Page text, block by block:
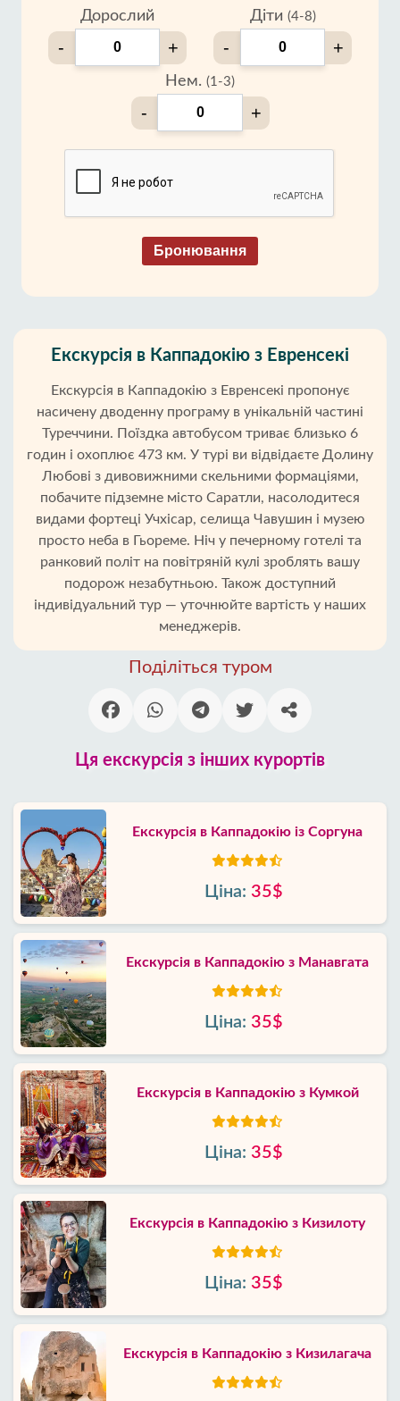
Дорослий
- +
Діти (4-8)
- +
Нем. (1-3)
- +
Бронювання
Екскурсія в Каппадокію з Евренсекі
Екскурсія в Каппадокію з Евренсекі пропонує
насичену дводенну програму в унікальній частині
Туреччини. Поїздка автобусом триває близько 6
годин і охоплює 473 км. У турі ви відвідаєте Долину
Любові з дивовижними скельними формаціями,
побачите підземне місто Саратли, насолодитеся
видами фортеці Учхісар, селища Чавушин і музею
просто неба в Гьореме. Ніч у печерному готелі та
ранковий політ на повітряній кулі зроблять вашу
подорож незабутньою. Також доступний
індивідуальний тур — уточнюйте вартість у наших
менеджерів.
Поділіться туром
Ця екскурсія з інших курортів
Екскурсія в Каппадокію із Соргуна
Ціна: 35$
Екскурсія в Каппадокію з Манавгата
Ціна: 35$
Екскурсія в Каппадокію з Кумкой
Ціна: 35$
Екскурсія в Каппадокію з Кизилоту
Ціна: 35$
Екскурсія в Каппадокію з Кизилагача